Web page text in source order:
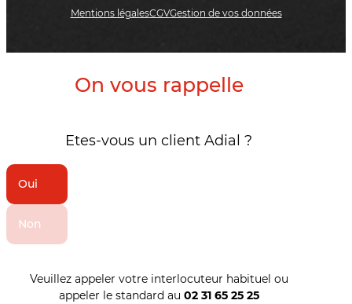
Mentions légalesCGVGestion de vos données
On vous rappelle
Etes-vous un client Adial ?
Oui
Non
Veuillez appeler votre interlocuteur habituel ou
appeler le standard au 02 31 65 25 25